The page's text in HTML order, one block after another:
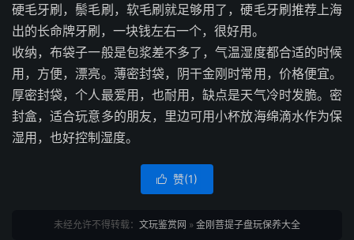
硬毛牙刷，鬃毛刷，软毛刷就足够用了，硬毛牙刷推荐上海
出的长命牌牙刷，一块钱左右一个，很好用。
收纳，布袋子一般是包浆差不多了，气温湿度都合适的时候
用，方便，漂亮。薄密封袋，阴干金刚时常用，价格便宜。
厚密封袋，个人最爱用，也耐用，缺点是天气冷时发脆。密
封盒，适合玩意多的朋友，里边可用小杯放海绵滴水作为保
湿用，也好控制湿度。
 赞(1)
未经允许不得转载： 文玩鉴赏网 » 金刚菩提子盘玩保养大全